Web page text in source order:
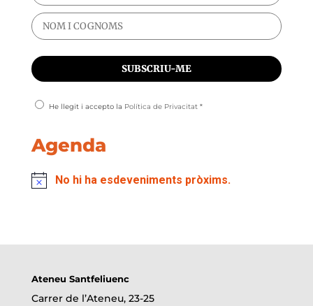
He llegit i accepto la Política de Privacitat*
Agenda
No hi ha esdeveniments pròxims.
Ateneu Santfeliuenc
Carrer de l’Ateneu, 23-25